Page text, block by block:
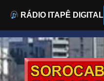
Skip
to
content
RÁDIO ITAPÊ DIGITAL